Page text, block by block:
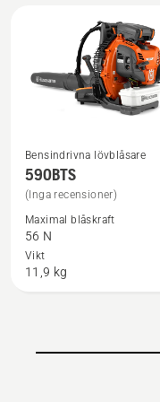
Se
mer
information
om
590BTS
Bensindrivna lövblåsare
590BTS
(Inga recensioner)
Maximal blåskraft
56 N
Vikt
11,9 kg